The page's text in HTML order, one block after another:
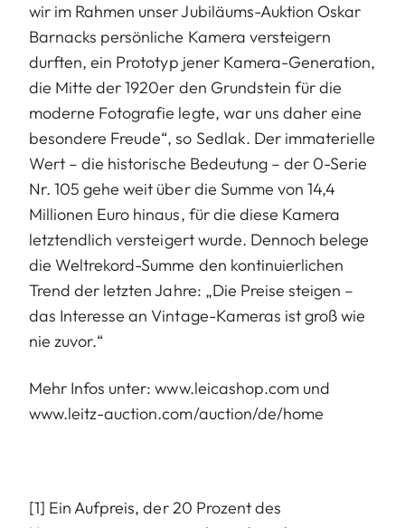
wir im Rahmen unser Jubiläums-Auktion Oskar
Barnacks persönliche Kamera versteigern
durften, ein Prototyp jener Kamera-Generation,
die Mitte der 1920er den Grundstein für die
moderne Fotografie legte, war uns daher eine
besondere Freude“, so Sedlak. Der immaterielle
Wert – die historische Bedeutung – der 0-Serie
Nr. 105 gehe weit über die Summe von 14,4
Millionen Euro hinaus, für die diese Kamera
letztendlich versteigert wurde. Dennoch belege
die Weltrekord-Summe den kontinuierlichen
Trend der letzten Jahre: „Die Preise steigen –
das Interesse an Vintage-Kameras ist groß wie
nie zuvor.“
Mehr Infos unter:www.leicashop.comund
www.leitz-auction.com/auction/de/home
[1] Ein Aufpreis, der 20 Prozent des